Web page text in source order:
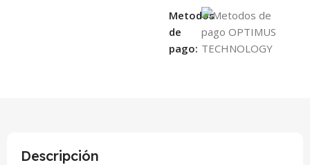
Metodos
de
pago:
Descripción